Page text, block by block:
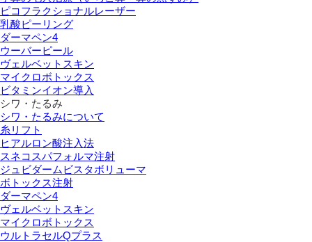
ピコフラクショナルレーザー
乳酸ピーリング
ダーマペン4
ウーバーピール
ヴェルベットスキン
マイクロボトックス
ビタミンイオン導入
シワ・たるみ
シワ・たるみについて
糸リフト
ヒアルロン酸注入法
スネコスパフォルマ注射
ジュビダームビスタボリューマ
ボトックス注射
ダーマペン4
ヴェルベットスキン
マイクロボトックス
ウルトラセルQプラス